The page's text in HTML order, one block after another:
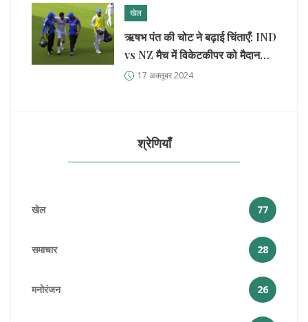
खेल
ऋषभ पंत की चोट ने बढ़ाई चिंताएँ: IND
vs NZ मैच में विकेटकीपर को मैदान
छोड़ना पड़ा
17 अक्तूबर 2024
श्रेणियाँ
खेल 77
समाचार 28
मनोरंजन 26